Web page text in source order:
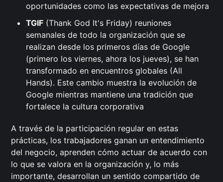
oportunidades como las expectativas de mejora
TGIF (Thank God It's Friday) reuniones
semanales de todo la organización que se
realizan desde los primeros días de Google
(primero los viernes, ahora los jueves), se han
transformado en encuentros globales (All
Hands). Este cambio muestra la evolución de
Google mientras mantiene una tradición que
fortalece la cultura corporativa
A través de la participación regular en estas
prácticas, los trabajadores ganan un entendimiento
del negocio, aprenden cómo actuar de acuerdo con
lo que se valora en la organización y, lo más
importante, desarrollan un sentido compartido de